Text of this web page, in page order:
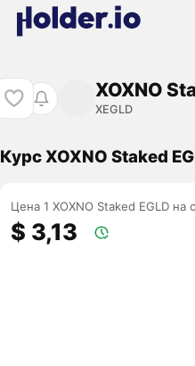
XOXNO
XEGLD
Курс XOXNO Staked
Цена 1 XOXNO Staked EGLD на
$ 3,13